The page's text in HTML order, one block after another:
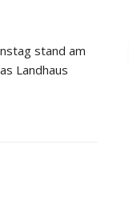
stand am
Landhaus